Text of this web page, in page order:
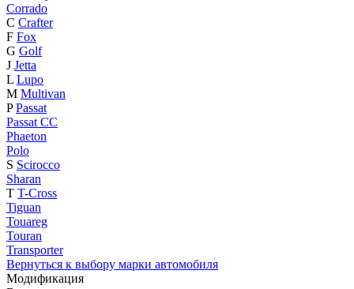
Corrado
C Crafter
F Fox
G Golf
J Jetta
L Lupo
M Multivan
P Passat
Passat CC
Phaeton
Polo
S Scirocco
Sharan
T T-Cross
Tiguan
Touareg
Touran
Transporter
Вернуться к выбору марки автомобиля
Модификация